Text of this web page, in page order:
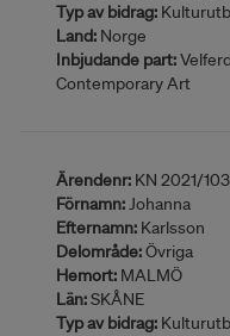
Typ av bidrag:
Land:Norge
Inbjudande part:
Contemporary Art
Ärendenr:KN 2021/
Förnamn:Johanna
Efternamn:Karlsson
Delområde:Övriga
Hemort:MALMÖ
Län:SKÅNE
Typ av bidrag: